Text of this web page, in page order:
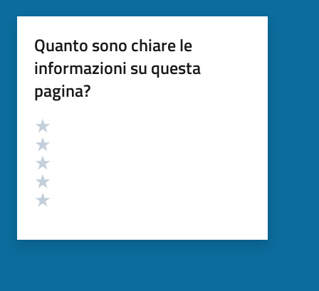
Quanto sono chiare le
informazioni su questa
pagina?
Valutazione